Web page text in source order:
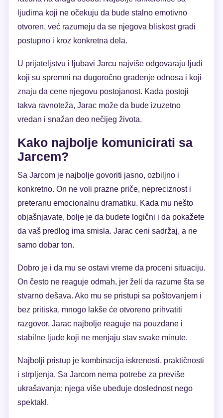
ljudima koji ne očekuju da bude stalno emotivno
otvoren, već razumeju da se njegova bliskost gradi
postupno i kroz konkretna dela.
U prijateljstvu i ljubavi Jarcu najviše odgovaraju ljudi
koji su spremni na dugoročno građenje odnosa i koji
znaju da cene njegovu postojanost. Kada postoji
takva ravnoteža, Jarac može da bude izuzetno
vredan i snažan deo nečijeg života.
Kako najbolje komunicirati sa
Jarcem?
Sa Jarcom je najbolje govoriti jasno, ozbiljno i
konkretno. On ne voli prazne priče, nepreciznost i
preteranu emocionalnu dramatiku. Kada mu nešto
objašnjavate, bolje je da budete logični i da pokažete
da vaš predlog ima smisla. Jarac ceni sadržaj, a ne
samo dobar ton.
Dobro je i da mu se ostavi vreme da proceni situaciju.
On često ne reaguje odmah, jer želi da razume šta se
stvarno dešava. Ako mu se pristupi sa poštovanjem i
bez pritiska, mnogo lakše će otvoreno prihvatiti
razgovor. Jarac najbolje reaguje na pouzdane i
stabilne ljude koji ne menjaju stav svake minute.
Najbolji pristup je kombinacija iskrenosti, praktičnosti
i strpljenja. Sa Jarcom nema potrebe za previše
ukrašavanja; njega više ubeđuje doslednost nego
spektakl.